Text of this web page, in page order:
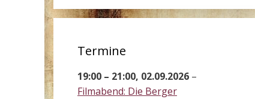
Termine
19:00 – 21:00, 02.09.2026 –
Filmabend: Die Berger